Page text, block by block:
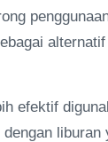
efektif
liburan